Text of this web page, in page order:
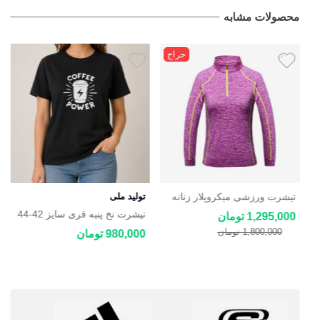
محصولات مشابه
حراج
تیشرت ورزشی میکروپلار زنانه
wolfskin
1,295,000 تومان
1,800,000 تومان
تولید ملی
تیشرت نخ پنبه فری سایز 42-44
980,000 تومان